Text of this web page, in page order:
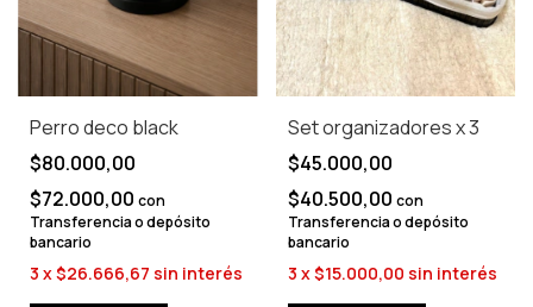
Perro deco black
$80.000,00
$72.000,00 con
Transferencia o depósito
bancario
3 x$26.666,67 sin interés
Set organizadores x 3
$45.000,00
$40.500,00 con
Transferencia o depósito
bancario
3 x$15.000,00 sin interés